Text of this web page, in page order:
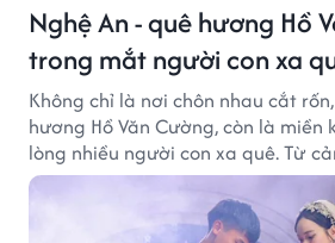
Nghệ An - quê hương Hồ
trong mắt người con xa
Không chỉ là nơi chôn nhau cắt
hương Hồ Văn Cường, còn là miền
lòng nhiều người con xa quê. Từ
đến hương vị quê nhà, tất cả đều
điều khiến họ luôn mong ngày trở